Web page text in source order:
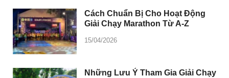
Cách Chuẩn Bị Cho Hoạt Động
Giải Chạy Marathon Từ A-Z
15/04/2026
Những Lưu Ý Tham Gia Giải Chạy